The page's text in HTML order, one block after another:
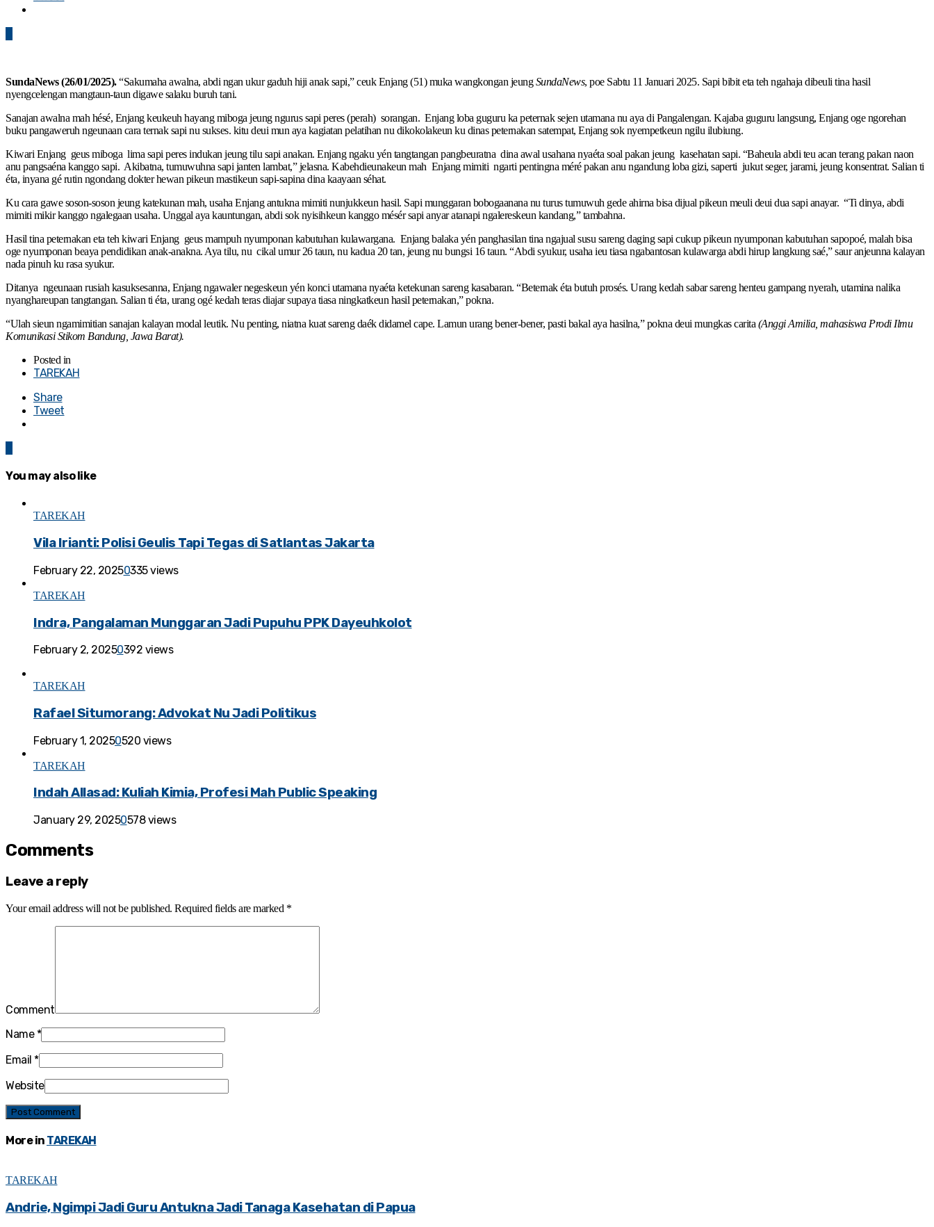
SundaNews (26/01/2025).“Sakumaha awalna, abdi ngan ukur gaduh hiji anak sapi,” ceuk Enjang (51) muka wangkongan jeungSundaNews, poe Sabtu 11 Januari 2025. Sapi bibit eta teh ngahaja dibeuli tina hasil
nyengcelengan mangtaun-taun digawe salaku buruh tani.
Sanajan awalna mah hésé, Enjang keukeuh hayang miboga jeung ngurus sapi peres (perah) sorangan. Enjang loba guguru ka peternak sejen utamana nu aya di Pangalengan. Kajaba guguru langsung, Enjang oge ngorehan
buku pangaweruh ngeunaan cara ternak sapi nu sukses. kitu deui mun aya kagiatan pelatihan nu dikokolakeun ku dinas peternakan satempat, Enjang sok nyempetkeun ngilu ilubiung.
Kiwari Enjang geus miboga lima sapi peres indukan jeung tilu sapi anakan. Enjang ngaku yén tangtangan pangbeuratna dina awal usahana nyaéta soal pakan jeung kasehatan sapi. “Baheula abdi teu acan terang pakan naon
anu pangsaéna kanggo sapi. Akibatna, tumuwuhna sapi janten lambat,” jelasna. Kabehdieunakeun mah Enjang mimiti ngarti pentingna méré pakan anu ngandung loba gizi, saperti jukut seger, jarami, jeung konsentrat. Salian ti
éta, inyana gé rutin ngondang dokter hewan pikeun mastikeun sapi-sapina dina kaayaan séhat.
Ku cara gawe soson-soson jeung katekunan mah, usaha Enjang antukna mimiti nunjukkeun hasil. Sapi munggaran bobogaanana nu turus tumuwuh gede ahirna bisa dijual pikeun meuli deui dua sapi anayar. “Ti dinya, abdi
mimiti mikir kanggo ngalegaan usaha. Unggal aya kauntungan, abdi sok nyisihkeun kanggo mésér sapi anyar atanapi ngalereskeun kandang,” tambahna.
Hasil tina peternakan eta teh kiwari Enjang geus mampuh nyumponan kabutuhan kulawargana. Enjang balaka yén panghasilan tina ngajual susu sareng daging sapi cukup pikeun nyumponan kabutuhan sapopoé, malah bisa
oge nyumponan beaya pendidikan anak-anakna. Aya tilu, nu cikal umur 26 taun, nu kadua 20 tan, jeung nu bungsi 16 taun. “Abdi syukur, usaha ieu tiasa ngabantosan kulawarga abdi hirup langkung saé,” saur anjeunna kalayan
nada pinuh ku rasa syukur.
Ditanya ngeunaan rusiah kasuksesanna, Enjang ngawaler negeskeun yén konci utamana nyaéta ketekunan sareng kasabaran. “Beternak éta butuh prosés. Urang kedah sabar sareng henteu gampang nyerah, utamina nalika
nyanghareupan tangtangan. Salian ti éta, urang ogé kedah teras diajar supaya tiasa ningkatkeun hasil peternakan,” pokna.
“Ulah sieun ngamimitian sanajan kalayan modal leutik. Nu penting, niatna kuat sareng daék didamel cape. Lamun urang bener-bener, pasti bakal aya hasilna,” pokna deui mungkas carita (Anggi Amilia, mahasiswa Prodi Ilmu
Komunikasi Stikom Bandung, Jawa Barat).
Posted in
TAREKAH
Share
Tweet
You may also like
TAREKAH
Vila Irianti: Polisi Geulis Tapi Tegas di Satlantas Jakarta
February 22, 20250335 views
TAREKAH
Indra, Pangalaman Munggaran Jadi Pupuhu PPK Dayeuhkolot
February 2, 20250392 views
TAREKAH
Rafael Situmorang: Advokat Nu Jadi Politikus
February 1, 20250520 views
TAREKAH
Indah Allasad: Kuliah Kimia, Profesi Mah Public Speaking
January 29, 20250578 views
Comments
Leave a reply
Your email address will not be published. Required fields are marked *
Comment
Name *
Email *
Website
More in TAREKAH
TAREKAH
Andrie, Ngimpi Jadi Guru Antukna Jadi Tanaga Kasehatan di Papua